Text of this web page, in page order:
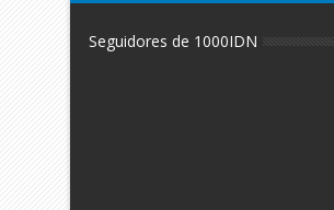
Seguidores de 1000IDN